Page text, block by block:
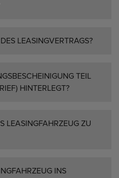
LEASINGVERTRAGS?
TEIL
HINTERLEGT?
LEASINGFAHRZEUG ZU
INS